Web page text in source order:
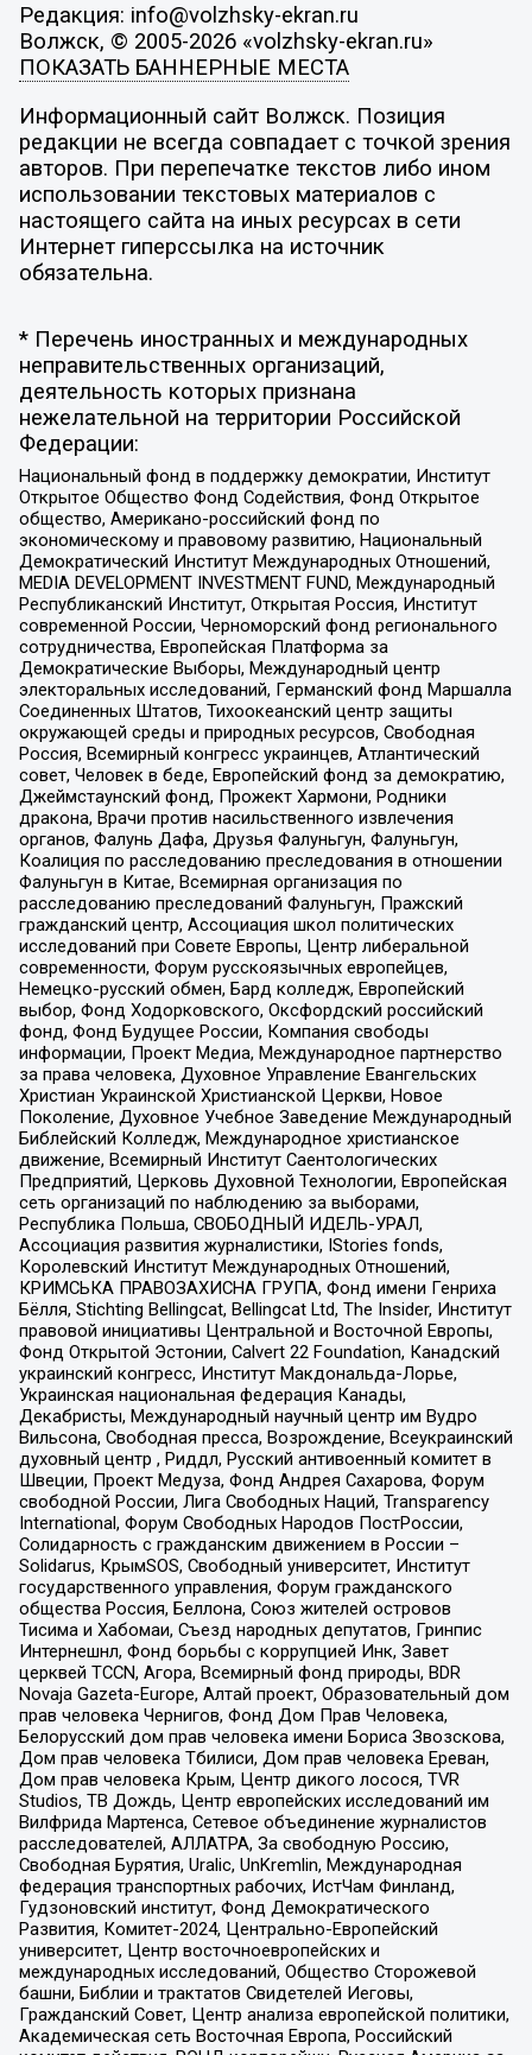
Редакция: info@volzhsky-ekran.ru
Волжск, © 2005-2026 «volzhsky-ekran.ru»
ПОКАЗАТЬ БАННЕРНЫЕ МЕСТА
Информационный сайт Волжск. Позиция
редакции не всегда совпадает с точкой зрения
авторов. При перепечатке текстов либо ином
использовании текстовых материалов с
настоящего сайта на иных ресурсах в сети
Интернет гиперссылка на источник
обязательна.
* Перечень иностранных и международных
неправительственных организаций,
деятельность которых признана
нежелательной на территории Российской
Федерации:
Национальный фонд в поддержку демократии, Институт
Открытое Общество Фонд Содействия, Фонд Открытое
общество, Американо-российский фонд по
экономическому и правовому развитию, Национальный
Демократический Институт Международных Отношений,
MEDIA DEVELOPMENT INVESTMENT FUND, Международный
Республиканский Институт, Открытая Россия, Институт
современной России, Черноморский фонд регионального
сотрудничества, Европейская Платформа за
Демократические Выборы, Международный центр
электоральных исследований, Германский фонд Маршалла
Соединенных Штатов, Тихоокеанский центр защиты
окружающей среды и природных ресурсов, Свободная
Россия, Всемирный конгресс украинцев, Атлантический
совет, Человек в беде, Европейский фонд за демократию,
Джеймстаунский фонд, Прожект Хармони, Родники
дракона, Врачи против насильственного извлечения
органов, Фалунь Дафа, Друзья Фалуньгун, Фалуньгун,
Коалиция по расследованию преследования в отношении
Фалуньгун в Китае, Всемирная организация по
расследованию преследований Фалуньгун, Пражский
гражданский центр, Ассоциация школ политических
исследований при Совете Европы, Центр либеральной
современности, Форум русскоязычных европейцев,
Немецко-русский обмен, Бард колледж, Европейский
выбор, Фонд Ходорковского, Оксфордский российский
фонд, Фонд Будущее России, Компания свободы
информации, Проект Медиа, Международное партнерство
за права человека, Духовное Управление Евангельских
Христиан Украинской Христианской Церкви, Новое
Поколение, Духовное Учебное Заведение Международный
Библейский Колледж, Международное христианское
движение, Всемирный Институт Саентологических
Предприятий, Церковь Духовной Технологии, Европейская
сеть организаций по наблюдению за выборами,
Республика Польша, СВОБОДНЫЙ ИДЕЛЬ-УРАЛ,
Ассоциация развития журналистики, IStories fonds,
Королевский Институт Международных Отношений,
КРИМСЬКА ПРАВОЗАХИСНА ГРУПА, Фонд имени Генриха
Бёлля, Stichting Bellingcat, Bellingcat Ltd, The Insider, Институт
правовой инициативы Центральной и Восточной Европы,
Фонд Открытой Эстонии, Calvert 22 Foundation, Канадский
украинский конгресс, Институт Макдональда-Лорье,
Украинская национальная федерация Канады,
Декабристы, Международный научный центр им Вудро
Вильсона, Свободная пресса, Возрождение, Всеукраинский
духовный центр , Риддл, Русский антивоенный комитет в
Швеции, Проект Медуза, Фонд Андрея Сахарова, Форум
свободной России, Лига Свободных Наций, Transparеncy
International, Форум Свободных Народов ПостРоссии,
Солидарность с гражданским движением в России –
Solidarus, КрымSOS, Свободный университет, Институт
государственного управления, Форум гражданского
общества Россия, Беллона, Союз жителей островов
Тисима и Хабомаи, Съезд народных депутатов, Гринпис
Интернешнл, Фонд борьбы с коррупцией Инк, Завет
церквей TCCN, Агора, Всемирный фонд природы, BDR
Novaja Gazeta-Europe, Алтай проект, Образовательный дом
прав человека Чернигов, Фонд Дом Прав Человека,
Белорусский дом прав человека имени Бориса Звозскова,
Дом прав человека Тбилиси, Дом прав человека Ереван,
Дом прав человека Крым, Центр дикого лосося, TVR
Studios, ТВ Дождь, Центр европейских исследований им
Вилфрида Мартенса, Сетевое объединение журналистов
расследователей, АЛЛАТРА, За свободную Россию,
Свободная Бурятия, Uralic, UnKremlin, Международная
федерация транспортных рабочих, ИстЧам Финланд,
Гудзоновский институт, Фонд Демократического
Развития, Комитет-2024, Центрально-Европейский
университет, Центр восточноевропейских и
международных исследований, Общество Сторожевой
башни, Библии и трактатов Свидетелей Иеговы,
Гражданский Совет, Центр анализа европейской политики,
Академическая сеть Восточная Европа, Российский